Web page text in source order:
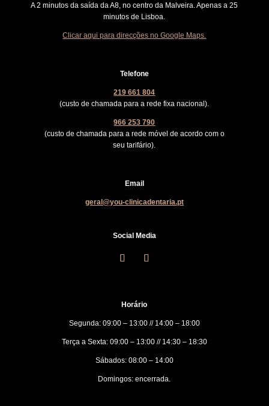
A 2 minutos da saída da A8, no centro da Malveira. Apenas a 25
minutos de Lisboa.
Clicar aqui para direcções no Google Maps.
Telefone
219 661 804
(custo de chamada para a rede fixa nacional).
966 253 790
(custo de chamada para a rede móvel de acordo com o
seu tarifário).
Email
geral@you-clinicadentaria.pt
Social Media
Horário
Segunda: 09:00 – 13:00 // 14:00 – 18:00
Terça a Sexta: 09:00 – 13:00 // 14:30 – 18:30
Sábados: 08:00 – 14:00
Domingos: encerrada.